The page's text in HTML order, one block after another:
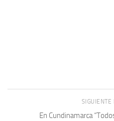
SIGUIENTE
En Cundinamarca